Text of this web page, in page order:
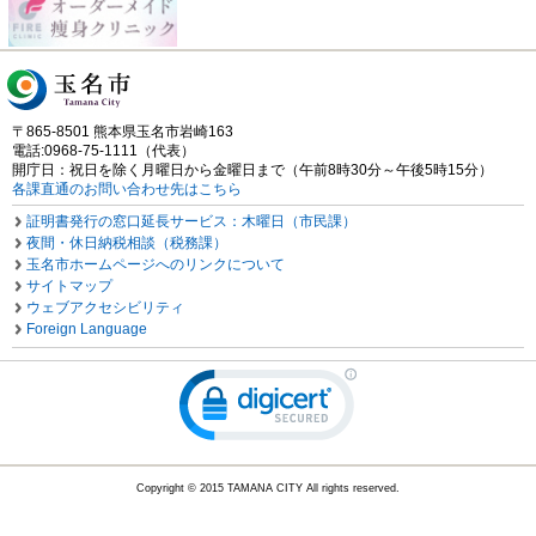
〒865-8501 熊本県玉名市岩崎163
電話:0968-75-1111（代表）
開庁日：祝日を除く月曜日から金曜日まで（午前8時30分～午後5時15分）
各課直通のお問い合わせ先はこちら
証明書発行の窓口延長サービス：木曜日（市民課）
夜間・休日納税相談（税務課）
玉名市ホームページへのリンクについて
サイトマップ
ウェブアクセシビリティ
Foreign Language
Copyright © 2015 TAMANA CITY All rights reserved.